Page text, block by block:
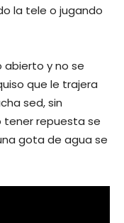
la tele o jugando
abierto y no se
que le trajera
sed, sin
tener repuesta se
gota de agua se